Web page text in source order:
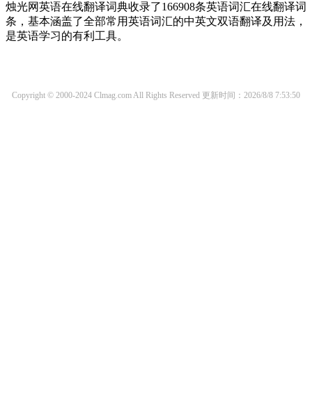
烛光网英语在线翻译词典收录了166908条英语词汇在线翻译词
条，基本涵盖了全部常用英语词汇的中英文双语翻译及用法，
是英语学习的有利工具。
Copyright © 2000-2024 Clmag.com All Rights Reserved 更新时间：2026/8/8 7:53:50